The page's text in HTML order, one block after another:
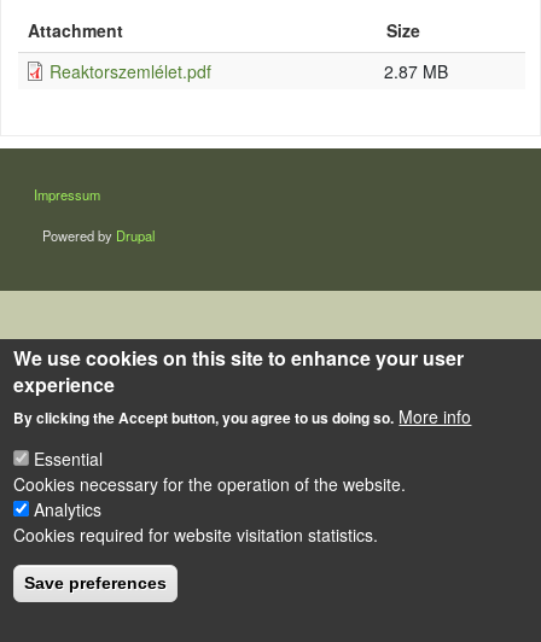
Attachment
Size
Reaktorszemlélet.pdf
2.87 MB
LÁBLÉC
Impressum
Powered by Drupal
We use cookies on this site to enhance your user
experience
By clicking the Accept button, you agree to us doing so. More info
Essential
Cookies necessary for the operation of the website.
Analytics
Cookies required for website visitation statistics.
Save preferences